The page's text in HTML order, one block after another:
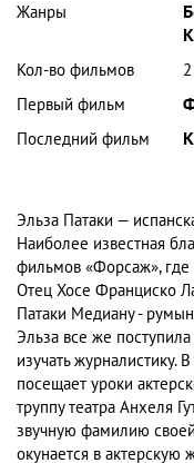
Жанры
Кол-во фильмов
2
Первый фильм
Последний фильм
Эльза Патаки —
Наиболее известная
фильмов «Форсаж», где
Отец Хосе Франциско
Патаки Медиану -
Эльза все же
изучать журналистику.
посещает уроки
труппу театра Анхеля
звучную фамилию
окунается в актерскую